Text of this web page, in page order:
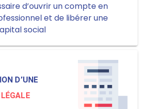
d’ouvrir un compte en
et de libérer une
social
D’UNE
LÉGALE